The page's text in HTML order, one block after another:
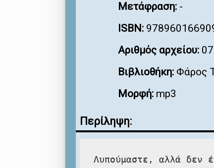
Μετάφραση: -
ISBN:
Αριθμός αρχείου:
Βιβλιοθήκη: Φάρος
Μορφή: mp3
Περίληψη:
Λυπούμαστε, αλλά δεν